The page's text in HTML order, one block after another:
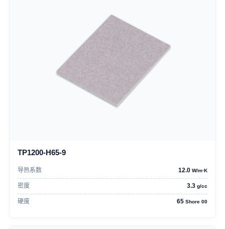
TP1200-H65-9
导热系数 12.0W/m·K
密度 3.3g/cc
硬度 65Shore 00